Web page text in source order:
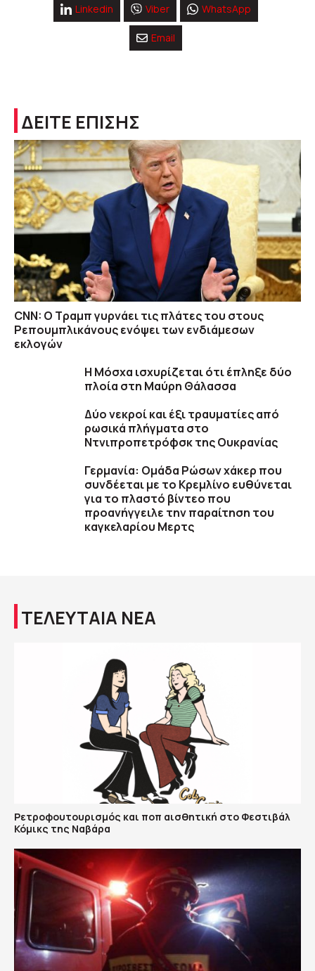
Linkedin Viber WhatsApp
Email
ΔΕΙΤΕ ΕΠΙΣΗΣ
CNN: Ο Τραμπ γυρνάει τις πλάτες του στους
Ρεπουμπλικάνους ενόψει των ενδιάμεσων
εκλογών
Η Μόσχα ισχυρίζεται ότι έπληξε δύο
πλοία στη Μαύρη Θάλασσα
Δύο νεκροί και έξι τραυματίες από
ρωσικά πλήγματα στο
Ντνιπροπετρόφσκ της Ουκρανίας
Γερμανία: Ομάδα Ρώσων χάκερ που
συνδέεται με το Κρεμλίνο ευθύνεται
για το πλαστό βίντεο που
προανήγγειλε την παραίτηση του
καγκελαρίου Μερτς
ΤΕΛΕΥΤΑΙΑ ΝΕΑ
Ρετροφουτουρισμός και ποπ αισθητική στο Φεστιβάλ
Κόμικς της Ναβάρα